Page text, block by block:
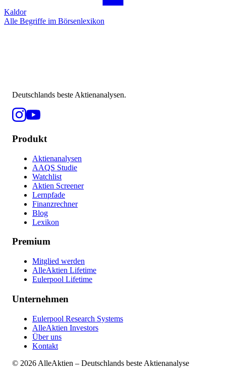
Kaldor
Alle Begriffe im Börsenlexikon
Deutschlands beste Aktienanalysen.
Produkt
Aktienanalysen
AAQS Studie
Watchlist
Aktien Screener
Lernpfade
Finanzrechner
Blog
Lexikon
Premium
Mitglied werden
AlleAktien Lifetime
Eulerpool Lifetime
Unternehmen
Eulerpool Research Systems
AlleAktien Investors
Über uns
Kontakt
© 2026 AlleAktien – Deutschlands beste Aktienanalyse